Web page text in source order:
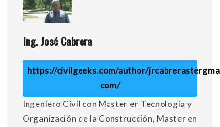
Ing. José Cabrera
https://civilgeeks.com/author/
com/
Ingeniero Civil con Master en Tecnología y
Organización de la Construcción, Master en